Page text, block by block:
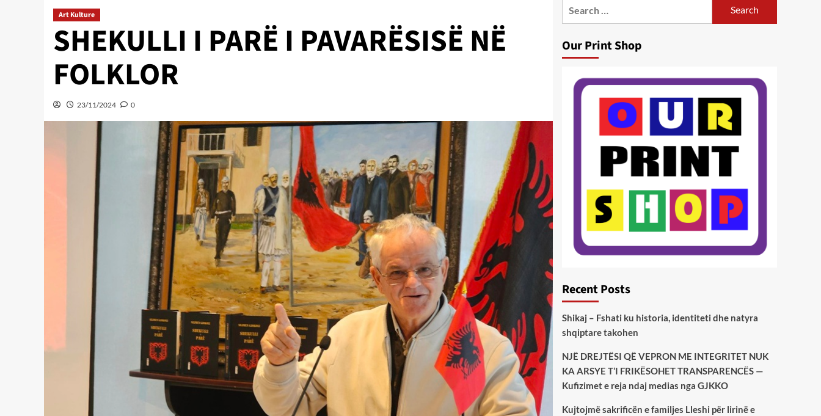
Art Kulture
SHEKULLI I PARË I PAVARËSISË NË
FOLKLOR
23/11/2024 0
Our Print Shop
Recent Posts
Shikaj – Fshati ku historia, identiteti dhe natyra
shqiptare takohen
NJË DREJTËSI QË VEPRON ME INTEGRITET NUK
KA ARSYE T’I FRIKËSOHET TRANSPARENCËS —
Kufizimet e reja ndaj medias nga GJKKO
Kujtojmë sakrificën e familjes Lleshi për lirinë e